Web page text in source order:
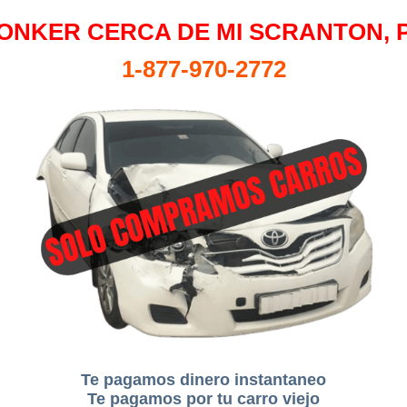
CERCA DE MI SCRANTON,
1-877-970-2772
Te pagamos dinero instantaneo
Te pagamos por tu carro viejo